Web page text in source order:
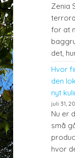
Zenia
for at
det,
Hvor
den
nyt
juli 31,
Nu er
små
hvor